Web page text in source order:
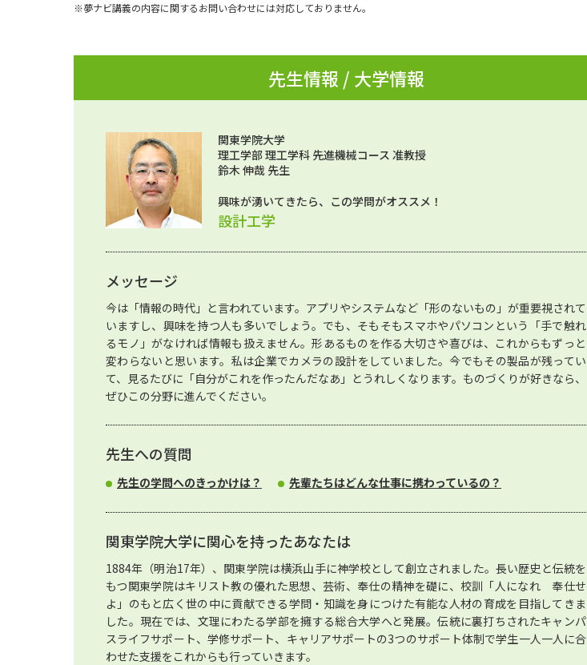
※夢ナビ講義の内容に関するお問い合わせには対応しておりません。
先生情報 / 大学情報
関東学院大学
理工学部 理工学科 先進機械コース 准教授
鈴木 伸哉 先生
興味が湧いてきたら、この学問がオススメ！
設計工学
メッセージ
今は「情報の時代」と言われています。アプリやシステムなど「形のないもの」が重要視されて
いますし、興味を持つ人も多いでしょう。でも、そもそもスマホやパソコンという「手で触れ
るモノ」がなければ情報も扱えません。形あるものを作る大切さや喜びは、これからもずっと
変わらないと思います。私は企業でカメラの設計をしていました。今でもその製品が残ってい
て、見るたびに「自分がこれを作ったんだなあ」とうれしくなります。ものづくりが好きなら、
ぜひこの分野に進んでください。
先生への質問
先生の学問へのきっかけは？ 先輩たちはどんな仕事に携わっているの？
関東学院大学に関心を持ったあなたは
1884年（明治17年）、関東学院は横浜山手に神学校として創立されました。長い歴史と伝統を
もつ関東学院はキリスト教の優れた思想、芸術、奉仕の精神を礎に、校訓「人になれ 奉仕せ
よ」のもと広く世の中に貢献できる学問・知識を身につけた有能な人材の育成を目指してきま
した。現在では、文理にわたる学部を擁する総合大学へと発展。伝統に裏打ちされたキャンパ
スライフサポート、学修サポート、キャリアサポートの3つのサポート体制で学生一人一人に合
わせた支援をこれからも行っていきます。